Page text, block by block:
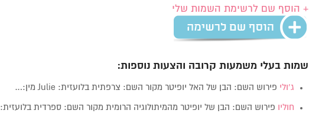
+ הוסף שם לרשימת השמות שלי
שמות בעלי משמעות קרובה והצעות נוספות:
ג’ולי פירוש השם: הבן של האל יופיטר מקור השם: צרפתית בלועזית: Julie מין:…
חוליו פירוש השם: הבן של יופיטר מהמיתולוגיה הרומית מקור השם: ספרדית בלועזית: Julio…